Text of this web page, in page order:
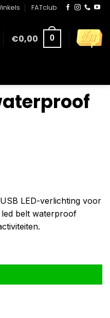
FATclub
€0,00 0
LED-verlichting voor
led belt waterproof